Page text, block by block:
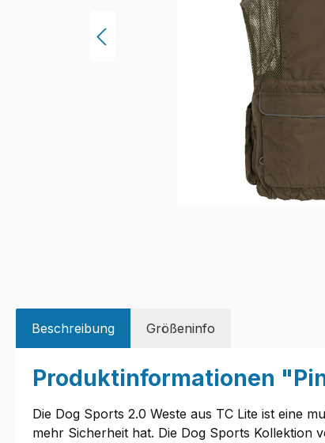
Beschreibung Größeninfo
Produktinformationen
Die Dog Sports 2.0 Weste aus TC Lite ist eine
mehr Sicherheit hat. Die Dog Sports Kollektion